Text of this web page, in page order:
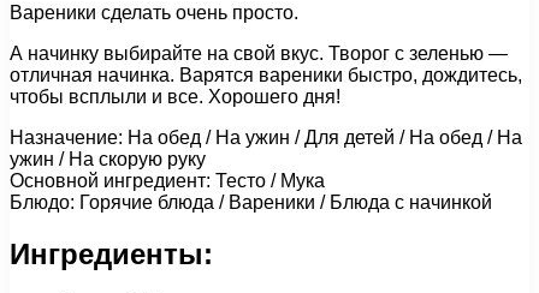
Вареники сделать очень просто.
А начинку выбирайте на свой вкус. Творог с зеленью —
отличная начинка. Варятся вареники быстро, дождитесь,
чтобы всплыли и все. Хорошего дня!
Назначение: На обед / На ужин / Для детей / На обед / На
ужин / На скорую руку
Основной ингредиент: Тесто / Мука
Блюдо: Горячие блюда / Вареники / Блюда с начинкой
Ингредиенты: